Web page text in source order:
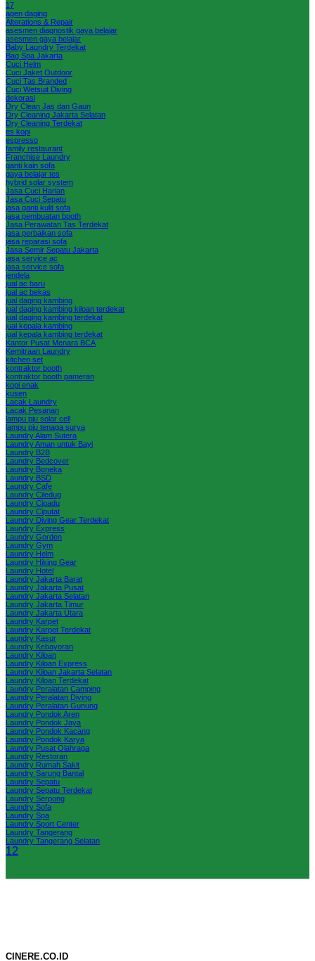
17
agen daging
Alterations & Repair
asesmen diagnostik gaya belajar
asesmen gaya belajar
Baby Laundry Terdekat
Bag Spa Jakarta
Cuci Helm
Cuci Jaket Outdoor
Cuci Tas Branded
Cuci Wetsuit Diving
dekorasi
Dry Clean Jas dan Gaun
Dry Cleaning Jakarta Selatan
Dry Cleaning Terdekat
es kopi
espresso
family restaurant
Franchise Laundry
ganti kain sofa
gaya belajar tes
hybrid solar system
Jasa Cuci Harian
Jasa Cuci Sepatu
jasa ganti kulit sofa
jasa pembuatan booth
Jasa Perawatan Tas Terdekat
jasa perbaikan sofa
jasa reparasi sofa
Jasa Semir Sepatu Jakarta
jasa service ac
jasa service sofa
jendela
jual ac baru
jual ac bekas
jual daging kambing
jual daging kambing kiloan terdekat
jual daging kambing terdekat
jual kepala kambing
jual kepala kambing terdekat
Kantor Pusat Menara BCA
Kemitraan Laundry
kitchen set
kontraktor booth
kontraktor booth pameran
kopi enak
kusen
Lacak Laundry
Lacak Pesanan
lampu pju solar cell
lampu pju tenaga surya
Laundry Alam Sutera
Laundry Aman untuk Bayi
Laundry B2B
Laundry Bedcover
Laundry Boneka
Laundry BSD
Laundry Cafe
Laundry Ciledug
Laundry Cipadu
Laundry Ciputat
Laundry Diving Gear Terdekat
Laundry Express
Laundry Gorden
Laundry Gym
Laundry Helm
Laundry Hiking Gear
Laundry Hotel
Laundry Jakarta Barat
Laundry Jakarta Pusat
Laundry Jakarta Selatan
Laundry Jakarta Timur
Laundry Jakarta Utara
Laundry Karpet
Laundry Karpet Terdekat
Laundry Kasur
Laundry Kebayoran
Laundry Kiloan
Laundry Kiloan Express
Laundry Kiloan Jakarta Selatan
Laundry Kiloan Terdekat
Laundry Peralatan Camping
Laundry Peralatan Diving
Laundry Peralatan Gunung
Laundry Pondok Aren
Laundry Pondok Jaya
Laundry Pondok Kacang
Laundry Pondok Karya
Laundry Pusat Olahraga
Laundry Restoran
Laundry Rumah Sakit
Laundry Sarung Bantal
Laundry Sepatu
Laundry Sepatu Terdekat
Laundry Serpong
Laundry Sofa
Laundry Spa
Laundry Sport Center
Laundry Tangerang
Laundry Tangerang Selatan
12
CINERE.CO.ID